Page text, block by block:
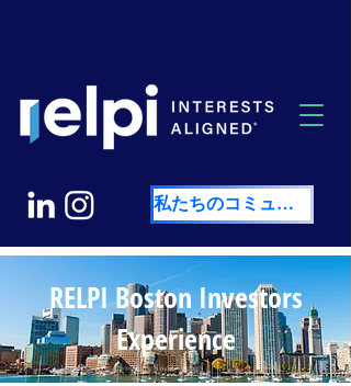
私たちのコミュニティを探索する
RELPI Boston Investors
Experience